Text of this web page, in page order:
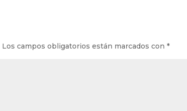
Los campos obligatorios están marcados con*